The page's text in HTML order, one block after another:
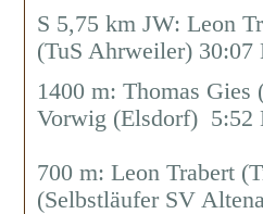
S 5,75 km JW: Leon
(TuS Ahrweiler) 30:07
1400 m: Thomas
Vorwig (Elsdorf) 5:52
700 m: Leon Trabert
(Selbstläufer SV